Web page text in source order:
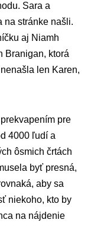
Sara a
na stránke našli.
aj Niamh
Branigan, ktorá
len Karen,
pre
4000 ľudí a
ôsmich črtách
byť presná,
aby sa
niekoho, kto by
na nájdenie